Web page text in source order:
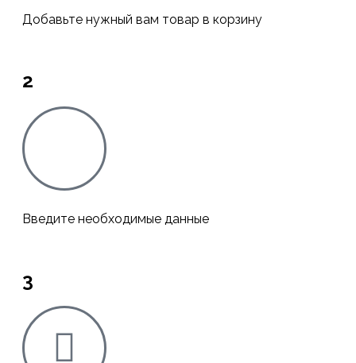
Добавьте нужный вам товар в корзину
2
Введите необходимые данные
3